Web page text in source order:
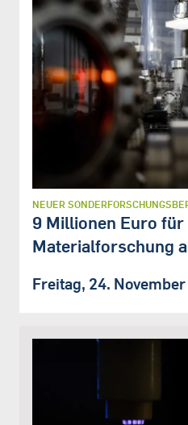
NEUER
9 Millionen Euro für
Materialforschung
Freitag, 24.